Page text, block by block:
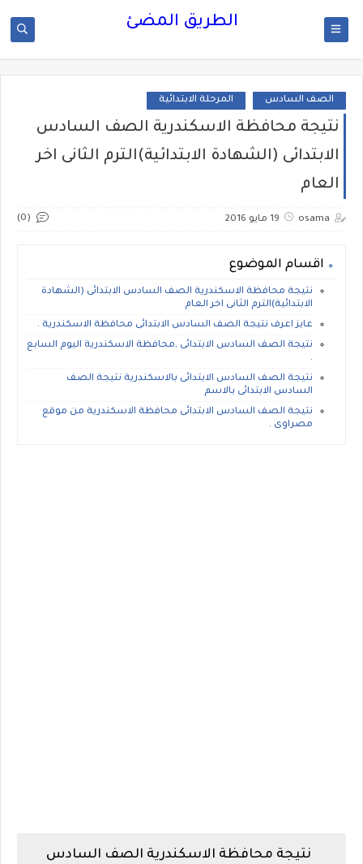
الطريق المضئ
الصف السادس المرحلة الابتدائية
نتيجة محافظة الاسكندرية الصف السادس
الابتدائى (الشهادة الابتدائية)الترم الثانى اخر
العام
osama 19 مايو 2016 (0)
اقسام الموضوع
نتيجة محافظة الاسكندرية الصف السادس الابتدائى (الشهادة
الابتدائية)الترم الثانى اخر العام
عايز اعرف نتيجة الصف السادس الابتدائى محافظة الاسكندرية .
نتيجة الصف السادس الابتدائى ,محافظة الاسكندرية اليوم السابع
.
نتيجة الصف السادس الابتدائى بالاسكندرية نتيجة الصف
السادس الابتدائى بالاسم
نتيجة الصف السادس الابتدائى محافظة الاسكندرية من موقع
مصراوى .
نتيجة محافظة الاسكندرية الصف السادس